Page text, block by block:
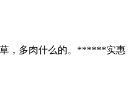
，多肉什么的。******实惠